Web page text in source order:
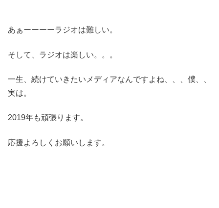
あぁーーーーラジオは難しい。
そして、ラジオは楽しい。。。
一生、続けていきたいメディアなんですよね、、、僕、、
実は。
2019年も頑張ります。
応援よろしくお願いします。